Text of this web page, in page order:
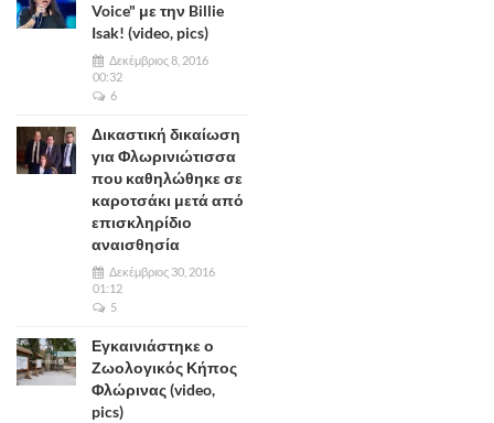
Voice" με την Billie
Isak! (video, pics)
Δεκέμβριος 8, 2016
00:32
6
Δικαστική δικαίωση
για Φλωρινιώτισσα
που καθηλώθηκε σε
καροτσάκι μετά από
επισκληρίδιο
αναισθησία
Δεκέμβριος 30, 2016
01:12
5
Εγκαινιάστηκε ο
Ζωολογικός Κήπος
Φλώρινας (video,
pics)